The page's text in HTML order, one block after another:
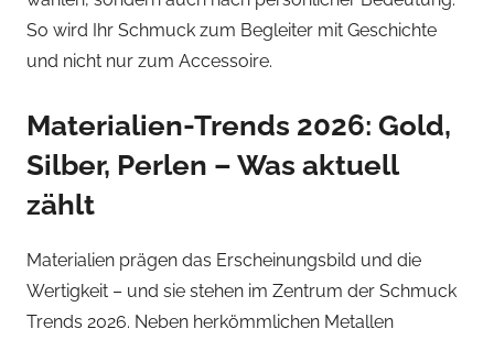
So wird Ihr Schmuck zum Begleiter mit Geschichte
und nicht nur zum Accessoire.
Materialien-Trends 2026: Gold,
Silber, Perlen – Was aktuell
zählt
Materialien prägen das Erscheinungsbild und die
Wertigkeit – und sie stehen im Zentrum der Schmuck
Trends 2026. Neben herkömmlichen Metallen